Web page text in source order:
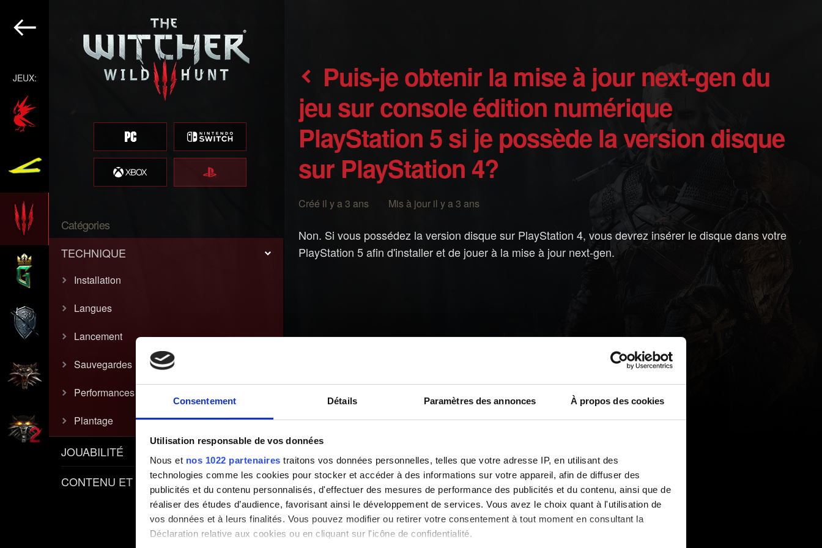
Consentement Détails Paramètres des annonces À propos des cookies
Utilisation responsable de vos données
Nous et nos 1022 partenaires traitons vos données personnelles, telles que votre adresse IP, en utilisant des
technologies comme les cookies pour stocker et accéder à des informations sur votre appareil, afin de diffuser des
publicités et du contenu personnalisés, d'effectuer des mesures de performance des publicités et du contenu, ainsi que de
réaliser des études d’audience, favorisant ainsi le développement de services. Vous avez le choix quant à l'utilisation de
vos données et à leurs finalités. Vous pouvez modifier ou retirer votre consentement à tout moment en consultant la
Déclaration relative aux cookies ou en cliquant sur l'icône de confidentialité.
JEUX:
Catégories
TECHNIQUE
Installation
Langues
Lancement
Sauvegardes
Performances
Plantage
JOUABILITÉ
CONTENU ET POLITIQUES
Puis-je obtenir la mise à jour next-gen du
jeu sur console édition numérique
PlayStation 5 si je possède la version disque
sur PlayStation 4?
Créé il y a 3 ans Mis à jour il y a 3 ans
Non. Si vous possédez la version disque sur PlayStation 4, vous devrez insérer le disque dans votre
PlayStation 5 afin d'installer et de jouer à la mise à jour next-gen.